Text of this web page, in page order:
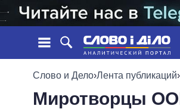
НОВОСТИ
ЛЕНТА
ОБЕЩАНИЯ
Слово и Дело›Лента публикаций›
Миротворцы